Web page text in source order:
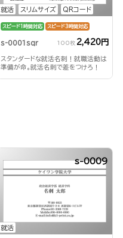
就活 スリムサイズ QRコード
スピード1時間対応 スピード3時間対応
s-0001sqr 100枚 2,420円
スタンダードな就活名刺！就職活動は
準備が命。就活名刺で差をつけろ！
就活
s-0009